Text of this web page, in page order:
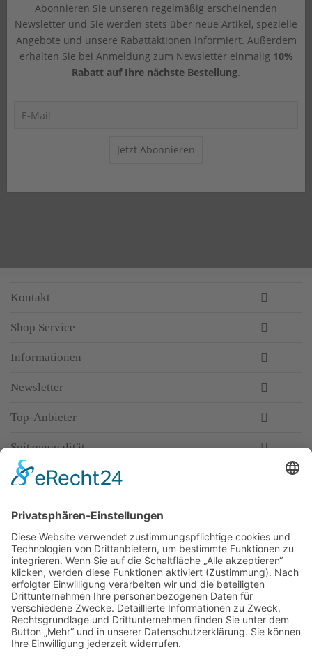
Abonnieren Sie unseren regelmäßig erscheinenden
Newsletter und Sie werden stets über neue Artikel, spezielle
Angebote und unsere Rabattaktionen informiert. Außerdem
erhalten Sie bei Anmeldung zum Newsletter einmalig 10%
Rabatt auf Ihre nächste Bestellung.
Jetzt Abonnieren
Kontakt
Shop Service
Informationen
Newsletter
Top-Anbieter
Spitzenqualität
Kompetente Beratung
* Alle Preise inkl. gesetzl. Mehrwertsteuer, inkl.
Versandkosten
FAQ Händler Login
Hilfe / Unterstützung
Newsletter
Warum WACCEX?